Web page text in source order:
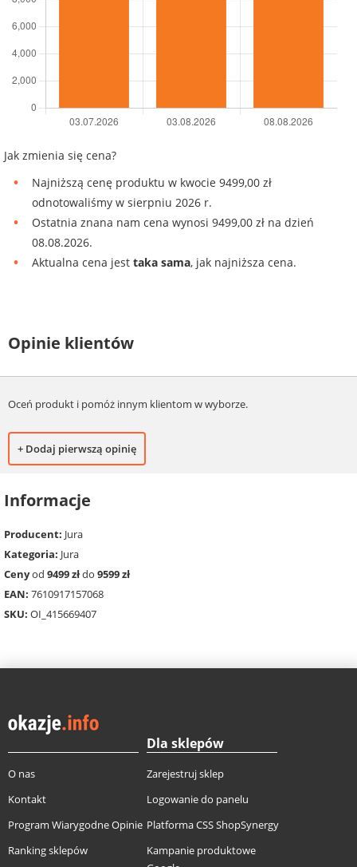
Jak zmienia się cena?
Najniższą cenę produktu w kwocie 9499,00 zł
odnotowaliśmy w sierpniu 2026 r.
Ostatnia znana nam cena wynosi 9499,00 zł na dzień
08.08.2026.
Aktualna cena jest taka sama, jak najniższa cena.
Opinie klientów
Oceń produkt i pomóż innym klientom w wyborze.
+ Dodaj pierwszą opinię
Informacje
Producent: Jura
Kategoria: Jura
Cenyod 9499 złdo 9599 zł
EAN: 7610917157068
SKU: OI_415669407
O nas
Kontakt
Program Wiarygodne Opinie
Ranking sklepów
Dla sklepów
Zarejestruj sklep
Logowanie do panelu
Platforma CSS ShopSynergy
Kampanie produktowe